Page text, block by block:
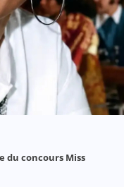
du concours Miss